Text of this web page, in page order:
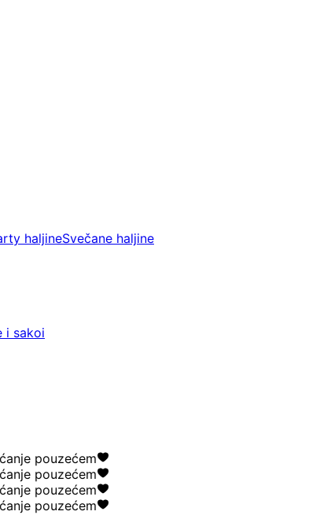
haljineSvečane haljine
i sakoi
pouzećem
pouzećem
pouzećem
pouzećem